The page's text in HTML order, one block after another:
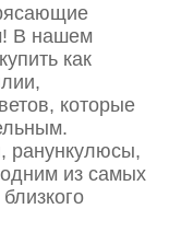
В нашем
как
которые
ранункулюсы,
из самых